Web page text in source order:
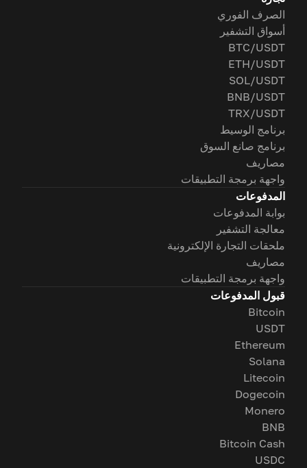
الصرف الفوري
أسواق التشفير
BTC/USDT
ETH/USDT
SOL/USDT
BNB/USDT
TRX/USDT
برنامج الوسيط
برنامج صانع السوق
مصاريف
واجهة برمجة التطبيقات
المدفوعات
بوابة المدفوعات
معالجة التشفير
ملحقات التجارة الإلكترونية
مصاريف
واجهة برمجة التطبيقات
قبول المدفوعات
Bitcoin
USDT
Ethereum
Solana
Litecoin
Dogecoin
Monero
BNB
Bitcoin Cash
USDC